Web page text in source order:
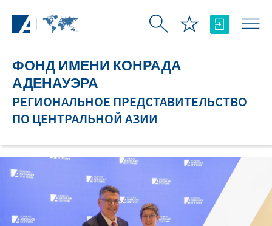
ФОНД ИМЕНИ КОНРАДА
АДЕНАУЭРА
РЕГИОНАЛЬНОЕ ПРЕДСТАВИТЕЛЬСТВО
ПО ЦЕНТРАЛЬНОЙ АЗИИ